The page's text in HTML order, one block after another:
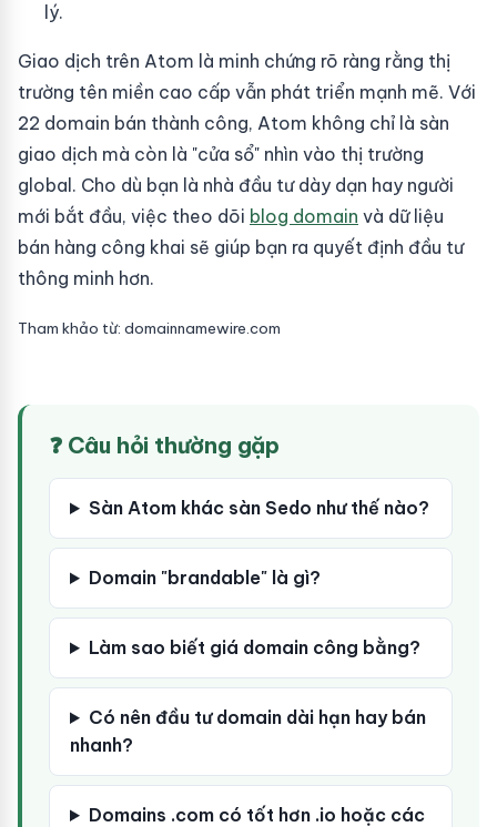
lý.
Giao dịch trên Atom là minh chứng rõ ràng rằng thị
trường tên miền cao cấp vẫn phát triển mạnh mẽ. Với
22 domain bán thành công, Atom không chỉ là sàn
giao dịch mà còn là "cửa sổ" nhìn vào thị trường
global. Cho dù bạn là nhà đầu tư dày dạn hay người
mới bắt đầu, việc theo dõi blog domain và dữ liệu
bán hàng công khai sẽ giúp bạn ra quyết định đầu tư
thông minh hơn.
Tham khảo từ: domainnamewire.com
❓ Câu hỏi thường gặp
Sàn Atom khác sàn Sedo như thế nào?
Domain "brandable" là gì?
Làm sao biết giá domain công bằng?
Có nên đầu tư domain dài hạn hay bán
nhanh?
Domains .com có tốt hơn .io hoặc các